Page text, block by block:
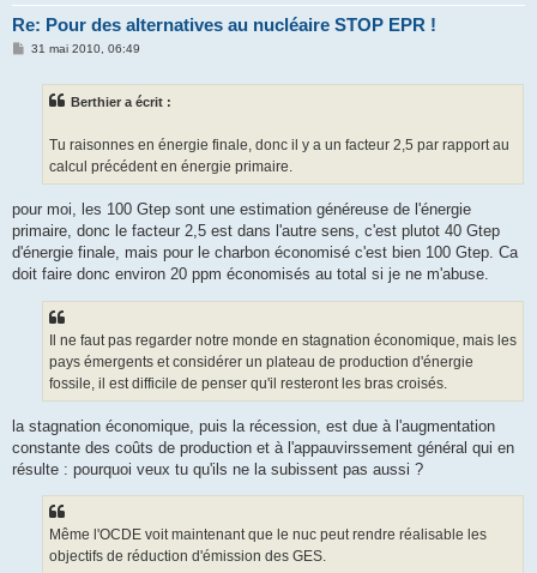
Re: Pour des alternatives au nucléaire STOP EPR !
M31 mai 2010, 06:49
Berthier a écrit :
Tu raisonnes en énergie finale, donc il y a un facteur 2,5 par rapport au
calcul précédent en énergie primaire.
pour moi, les 100 Gtep sont une estimation généreuse de l'énergie
primaire, donc le facteur 2,5 est dans l'autre sens, c'est plutot 40 Gtep
d'énergie finale, mais pour le charbon économisé c'est bien 100 Gtep. Ca
doit faire donc environ 20 ppm économisés au total si je ne m'abuse.
Il ne faut pas regarder notre monde en stagnation économique, mais les
pays émergents et considérer un plateau de production d'énergie
fossile, il est difficile de penser qu'il resteront les bras croisés.
la stagnation économique, puis la récession, est due à l'augmentation
constante des coûts de production et à l'appauvirssement général qui en
résulte : pourquoi veux tu qu'ils ne la subissent pas aussi ?
Même l'OCDE voit maintenant que le nuc peut rendre réalisable les
objectifs de réduction d'émission des GES.